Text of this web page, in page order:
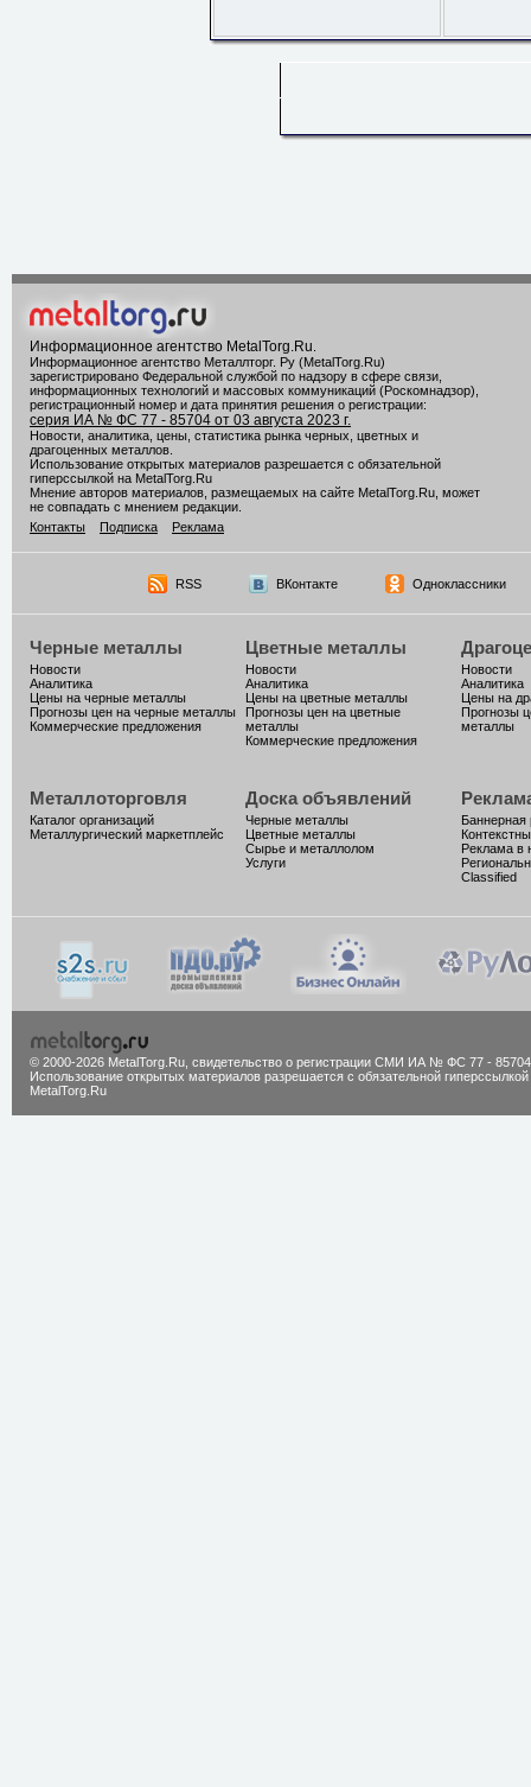
Информационное агентство MetalTorg.Ru
Информационное агентство Металлторг. Ру (MetalTorg.Ru)
зарегистрировано Федеральной службой по надзору в сфере связи,
информационных технологий и массовых коммуникаций (Роскомнадзор),
регистрационный номер и дата принятия решения о регистрации:
серия ИА № ФС 77 - 85704 от 03 августа 2023 г.
Новости, аналитика, цены, статистика рынка черных, цветных и
драгоценных металлов.
Использование открытых материалов разрешается с обязательной
гиперссылкой на MetalTorg.Ru
Мнение авторов материалов, размещаемых на сайте MetalTorg.Ru, может
не совпадать с мнением редакции.
Контакты
Подписка Реклама
RSS ВКонтакте Одноклассники
Черные металлы
Новости
Аналитика
Цены на черные металлы
Прогнозы цен на черные металлы
Коммерческие предложения
Цветные металлы
Новости
Аналитика
Цены на цветные металлы
Прогнозы цен на цветные
металлы
Коммерческие предложения
Новости
Аналитика
Цены на
Прогнозы
металлы
Металлоторговля
Каталог организаций
Металлургический маркетплейс
Доска объявлений
Черные металлы
Цветные металлы
Сырье и металлолом
Услуги
Баннерная
Реклама в
Classified
© 2000-2026 MetalTorg.Ru, cвидетельство о регистрации СМИ ИА № ФС 77 - 85704
Использование открытых материалов разрешается с обязательной гиперссылкой
MetalTorg.Ru